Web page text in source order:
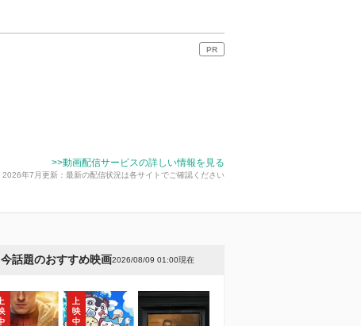
PR
>>動画配信サービスの詳しい情報を見る
2026年7月更新：最新の配信状況は各サイトでご確認ください
今話題のおすすめ映画2026/08/09 01:00現在